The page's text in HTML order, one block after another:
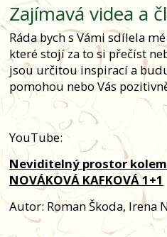
Zajímavá videa a
Ráda bych s Vámi sdílela
které stojí za to si přečíst
jsou určitou inspirací a
pomohou nebo Vás
YouTube:
Neviditelný prostor kolem
NOVÁKOVÁ KAFKOVÁ 1+1
Autor: Roman Škoda, Irena